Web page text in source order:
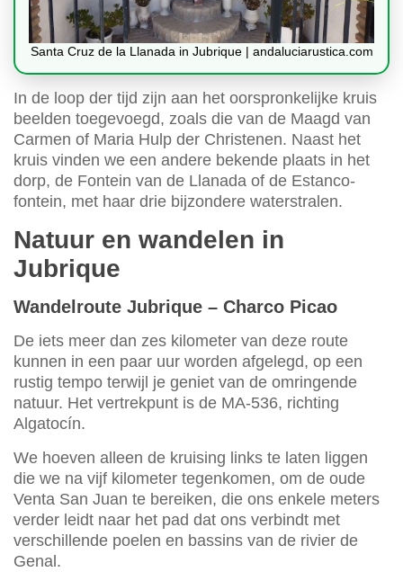
Santa Cruz de la Llanada in Jubrique | andaluciarustica.com
In de loop der tijd zijn aan het oorspronkelijke kruis
beelden toegevoegd, zoals die van de Maagd van
Carmen of Maria Hulp der Christenen. Naast het
kruis vinden we een andere bekende plaats in het
dorp, de Fontein van de Llanada of de Estanco-
fontein, met haar drie bijzondere waterstralen.
Natuur en wandelen in
Jubrique
Wandelroute Jubrique – Charco Picao
De iets meer dan zes kilometer van deze route
kunnen in een paar uur worden afgelegd, op een
rustig tempo terwijl je geniet van de omringende
natuur. Het vertrekpunt is de MA-536, richting
Algatocín.
We hoeven alleen de kruising links te laten liggen
die we na vijf kilometer tegenkomen, om de oude
Venta San Juan te bereiken, die ons enkele meters
verder leidt naar het pad dat ons verbindt met
verschillende poelen en bassins van de rivier de
Genal.